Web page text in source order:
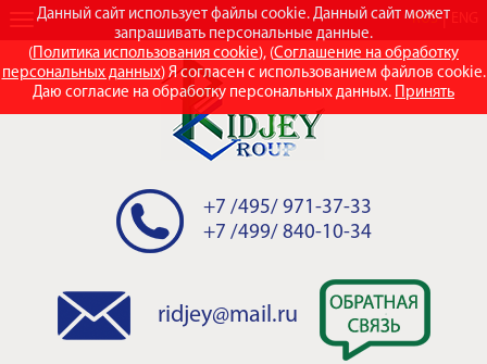
Данный сайт использует файлы cookie. Данный сайт может
запрашивать персональные данные.
(Политика использования cookie), (Соглашение на обработку
персональных данных) Я согласен с использованием файлов cookie.
Даю согласие на обработку персональных данных. Принять
RUS
+7 /495/ 971-37-33
+7 /499/ 840-10-34
ridjey@mail.ru